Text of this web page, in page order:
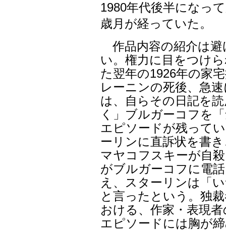
1980年代後半になっ
歳月が経っていた。
作品内容の紹介は避
い。権力に目をつけ
た翌年の1926年の家
レーニンの死後、急
は、自らその日記を
く」ブルガーコフを
エピソードが残って
ーリンに直訴状を書
マヤコフスキーが自
がブルガーコフに電
え、スターリンは「
と言ったという。独
おける、作家・表現
エピソードには胸が